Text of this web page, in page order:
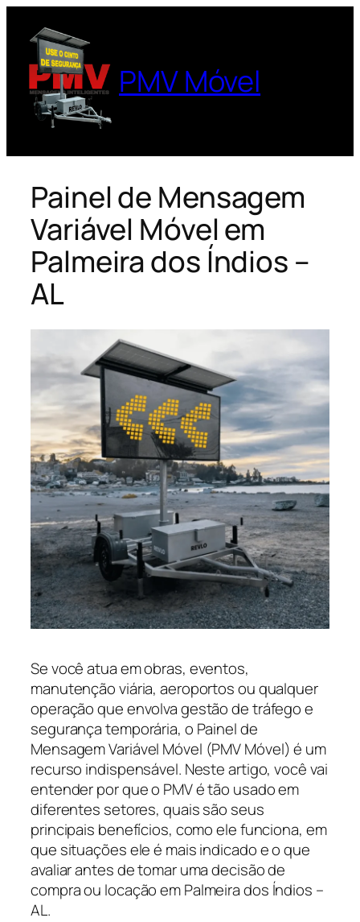
para
conteúdo
PMV Móvel
Painel de Mensagem
Variável Móvel em
Palmeira dos Índios –
AL
Se você atua em obras, eventos,
manutenção viária, aeroportos ou qualquer
operação que envolva gestão de tráfego e
segurança temporária, o Painel de
Mensagem Variável Móvel (PMV Móvel) é um
recurso indispensável. Neste artigo, você vai
entender por que o PMV é tão usado em
diferentes setores, quais são seus
principais benefícios, como ele funciona, em
que situações ele é mais indicado e o que
avaliar antes de tomar uma decisão de
compra ou locação em Palmeira dos Índios –
AL.